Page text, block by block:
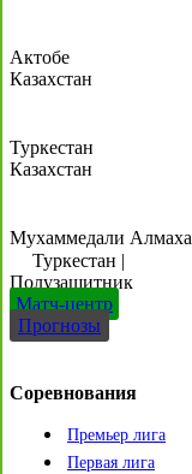
Актобе
Казахстан
Туркестан
Казахстан
Мухаммедали
Туркестан |
Полузащитник
Матч-центр
Прогнозы
Соревнования
Премьер лига
Первая лига